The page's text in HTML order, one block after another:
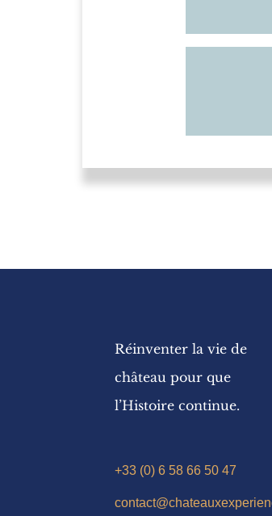
Réinventer la vie de
château pour que
l’Histoire continue.
+33 (0) 6 58 66 50 47